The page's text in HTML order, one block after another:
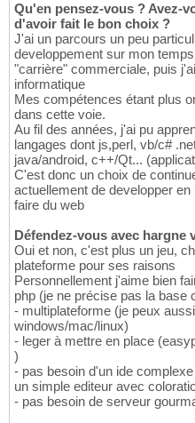
Qu'en pensez-vous ? Avez-
d'avoir fait le bon choix ?
J'ai un parcours un peu
developpement sur mon
"carrière" commerciale, puis
informatique
Mes compétences étant plus
dans cette voie.
Au fil des années, j'ai pu
langages dont js,perl, vb/c#
java/android, c++/Qt...
C'est donc un choix de
actuellement de developper
faire du web
Défendez-vous avec hargne
Oui et non, c'est plus un jeu,
plateforme pour ses raisons
Personnellement j'aime bien
php (je ne précise pas la base
- multiplateforme (je peux
windows/mac/linux)
- leger à mettre en place
)
- pas besoin d'un ide
un simple editeur avec
- pas besoin de serveur